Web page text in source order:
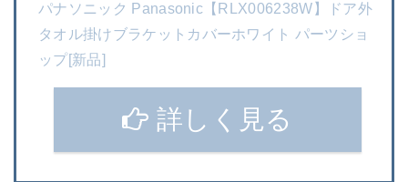
パナソニック Panasonic【RLX006238W】ドア外
タオル掛けブラケットカバーホワイト パーツショ
ップ[新品]
詳しく見る